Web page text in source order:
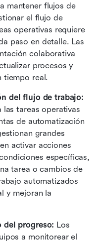
mantener flujos de
el flujo de
operativas requiere
paso en detalle. Las
colaborativa
procesos y
tiempo real.
del flujo de trabajo:
las tareas operativas
de automatización
grandes
activar acciones
específicas,
tarea o cambios de
automatizados
y mejoran la
del progreso: Los
a monitorear el